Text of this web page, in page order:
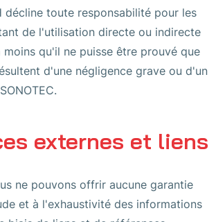
décline toute responsabilité pour les
de l'utilisation directe ou indirecte
qu'il ne puisse être prouvé que
d'une négligence grave ou d'un
externes et liens
ne pouvons offrir aucune garantie
et à l'exhaustivité des informations